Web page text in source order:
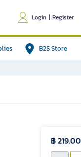
Login | Register
B2S Store
฿ 219.00